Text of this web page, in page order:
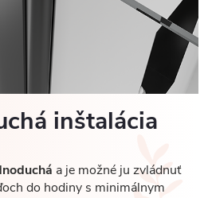
inštalácia
a je možné ju zvládnuť
do hodiny s minimálnym